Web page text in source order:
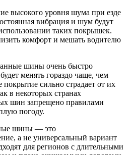
высокого уровня шума при езде
вибрация и шум будут
таких покрышек.
комфорт и мешать водителю
шины очень быстро
менять гораздо чаще, чем
сильно страдает от их
в некоторых странах
шин запрещено правилами
погоду.
шины — это
а не универсальный вариант
для регионов с длительными